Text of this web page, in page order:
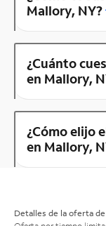
Mallory, NY?
¿Cuánto
en Mallory,
¿Cómo elijo
en Mallory,
Detalles de la oferta